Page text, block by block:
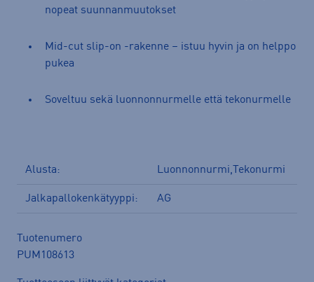
nopeat suunnanmuutokset
Mid-cut slip-on -rakenne – istuu hyvin ja on helppo
pukea
Soveltuu sekä luonnonnurmelle että tekonurmelle
Alusta: Luonnonnurmi,Tekonurmi
Jalkapallokenkätyyppi: AG
Tuotenumero
PUM108613